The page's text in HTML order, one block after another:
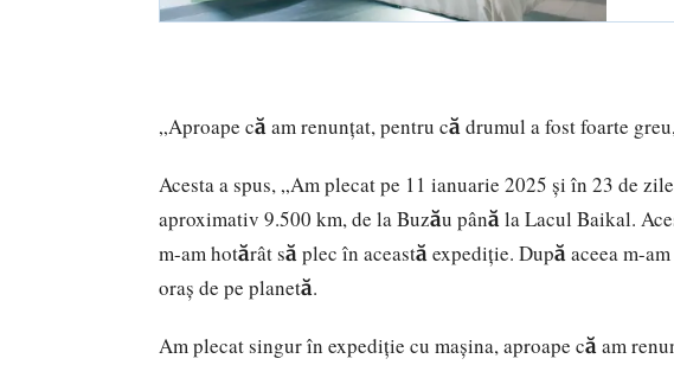
„Aproape că am renunţat, pentru că drumul a fost foarte
Acesta a spus, „Am plecat pe 11 ianuarie 2025 şi în 23 de
aproximativ 9.500 km, de la Buzău până la Lacul Baikal.
m-am hotărât să plec în această expediţie. După aceea m-
oraş de pe planetă.
Am plecat singur în expediţie cu maşina, aproape că am